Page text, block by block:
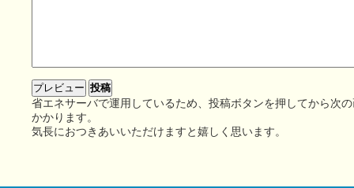
省エネサーバで運用しているため、投稿ボタンを押してから次
かかります。
気長におつきあいいただけますと嬉しく思います。